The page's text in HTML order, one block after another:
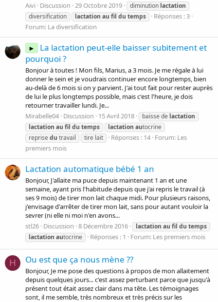
Aivi Discussion 29 Octobre 2019 diminution lactation
diversification
lactation au fil du temps
Réponses : 3
Forum: La diversification
►
La lactation peut-elle baisser subitement et
pourquoi ?
Bonjour à toutes ! Mon fils, Marius, a 3 mois. Je me régale à lui
donner le sein et je voudrais continuer encore longtemps, bien
au-delà de 6 mois si on y parvient. J'ai tout fait pour rester auprès
de lui le plus longtemps possible, mais c'est l'heure, je dois
retourner travailler lundi. Je...
Mirabelle04 Discussion 15 Avril 2018 baisse de lactation
lactation au fil du temps lactation autocrine
reprisedu travail tire lait Réponses : 14 Forum: Les
premiers mois
Lactation automatique bébé 1 an
Bonjour, J'allaite ma puce depuis maintenant 1 an et une
semaine, ayant pris l'habitude depuis que j'ai repris le travail (à
ses 9 mois) de tirer mon lait chaque midi. Pour plusieurs raisons,
j'envisage d'arrêter de tirer mon lait, sans pour autant vouloir la
sevrer (ni elle ni moi n'en avons...
stl26 Discussion 8 Décembre 2016 lactation au fil du temps
lactation autocrine Réponses : 1 Forum: Les premiers mois
H Ou est que ça nous mène ??
Bonjour, Je me pose des questions à propos de mon allaitement
depuis quelques jours... c'est assez perturbant parce que jusqu'à
présent tout était assez clair dans ma tête. Les témoignages
sont, il me semble, très nombreux et très précis sur les